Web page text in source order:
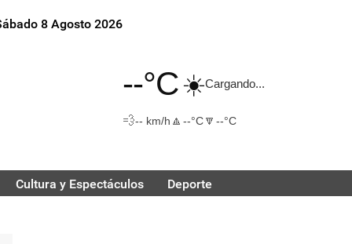
8 Agosto 2026
--°C☀️Cargando...
💨-- km/h 🔼 --°C🔽 --°C
Cultura y Espectáculos Deporte